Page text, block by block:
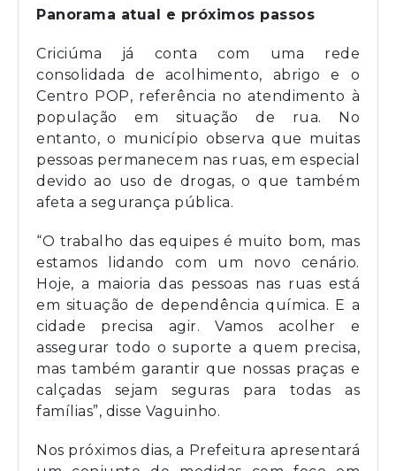
Panorama atual e próximos passos
Criciúma já conta com uma rede
consolidada de acolhimento, abrigo e o
Centro POP, referência no atendimento à
população em situação de rua. No
entanto, o município observa que muitas
pessoas permanecem nas ruas, em especial
devido ao uso de drogas, o que também
afeta a segurança pública.
“O trabalho das equipes é muito bom, mas
estamos lidando com um novo cenário.
Hoje, a maioria das pessoas nas ruas está
em situação de dependência química. E a
cidade precisa agir. Vamos acolher e
assegurar todo o suporte a quem precisa,
mas também garantir que nossas praças e
calçadas sejam seguras para todas as
famílias”, disse Vaguinho.
Nos próximos dias, a Prefeitura apresentará